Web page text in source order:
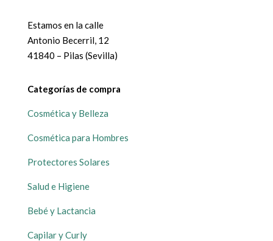
Estamos en la calle
Antonio Becerril, 12
41840 – Pilas (Sevilla)
Categorías de compra
Cosmética y Belleza
Cosmética para Hombres
Protectores Solares
Salud e Higiene
Bebé y Lactancia
Capilar y Curly